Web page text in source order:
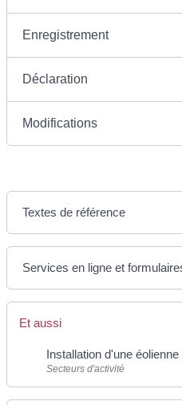
Enregistrement
Déclaration
Modifications
Textes de référence
Services en ligne et
Et aussi
Installation d'une
Secteurs d'activité